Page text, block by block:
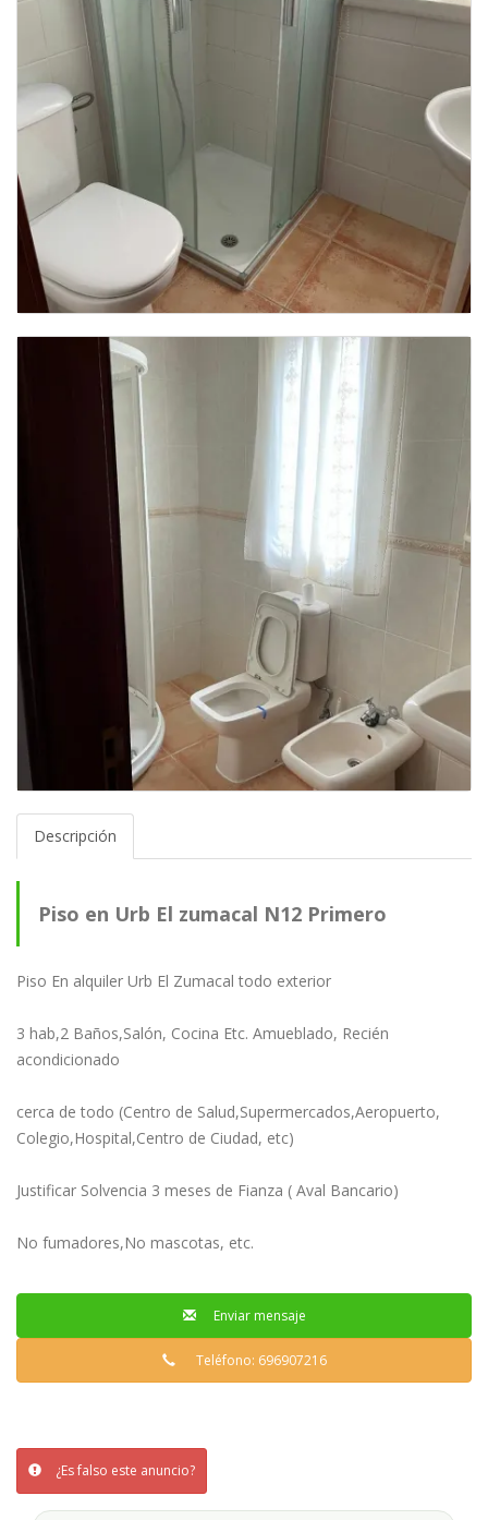
Descripción
Piso en Urb El zumacal N12 Primero
Piso En alquiler Urb El Zumacal todo exterior
3 hab,2 Baños,Salón, Cocina Etc. Amueblado, Recién
acondicionado
cerca de todo (Centro de Salud,Supermercados,Aeropuerto,
Colegio,Hospital,Centro de Ciudad, etc)
Justificar Solvencia 3 meses de Fianza ( Aval Bancario)
No fumadores,No mascotas, etc.
Enviar mensaje
Teléfono: 696907216
¿Es falso este anuncio?